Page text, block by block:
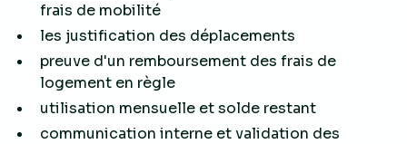
frais de mobilité
les justification des déplacements
preuve d'un remboursement des frais de
logement en règle
utilisation mensuelle et solde restant
communication interne et validation des